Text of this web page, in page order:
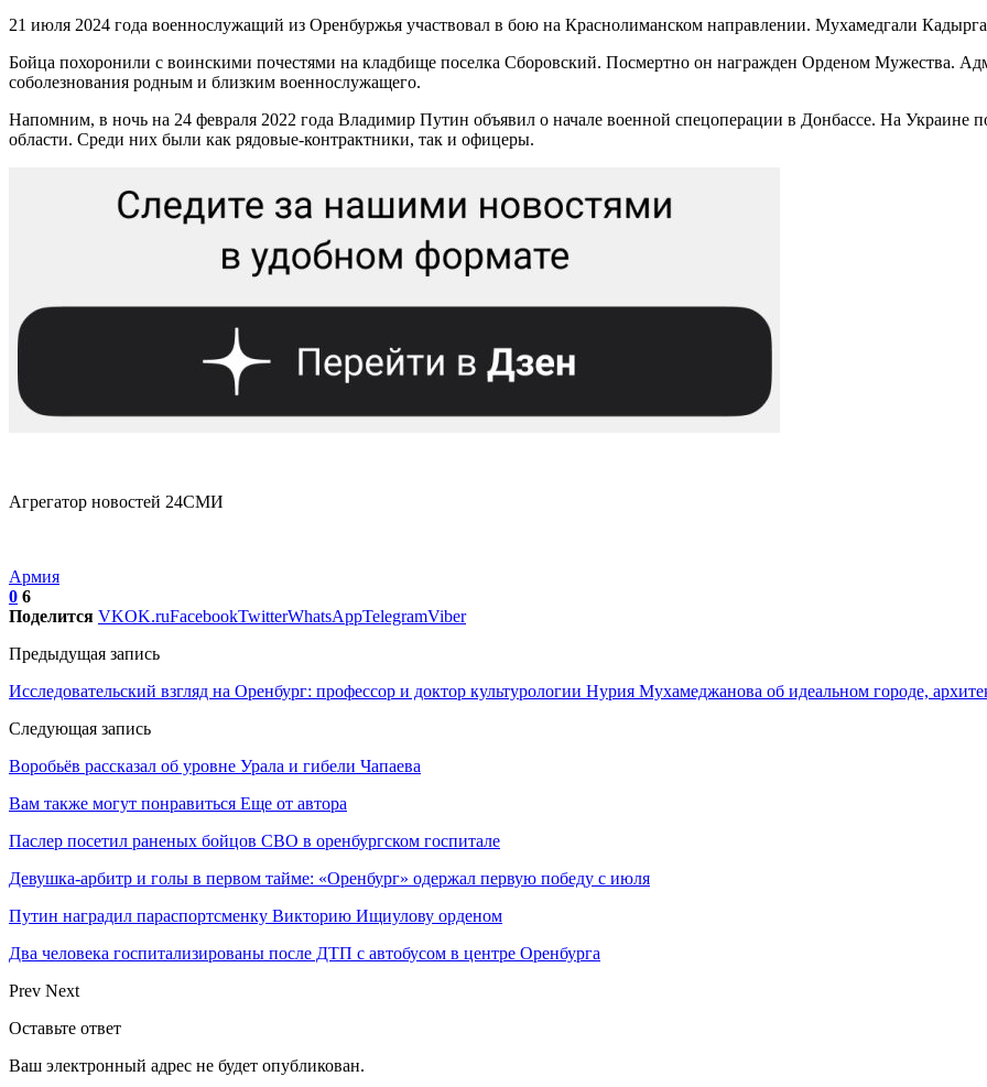
21 июля 2024 года военнослужащий из Оренбуржья участвовал в бою на Краснолиманском направлении. Мухамедгали
Бойца похоронили с воинскими почестями на кладбище поселка Сборовский. Посмертно он награжден Орденом Мужества.
соболезнования родным и близким военнослужащего.
Напомним, в ночь на 24 февраля 2022 года Владимир Путин объявил о начале военной спецоперации в Донбассе. На Украине
области. Среди них были как рядовые-контрактники, так и офицеры.
Агрегатор новостей 24СМИ
Армия
0 6
Поделится VKOK.ruFacebookTwitterWhatsAppTelegramViber
Предыдущая запись
Исследовательский взгляд на Оренбург: профессор и доктор культурологии Нурия Мухамеджанова об идеальном городе,
Следующая запись
Воробьёв рассказал об уровне Урала и гибели Чапаева
Вам также могут понравиться Еще от автора
Паслер посетил раненых бойцов СВО в оренбургском госпитале
Девушка-арбитр и голы в первом тайме: «Оренбург» одержал первую победу с июля
Путин наградил параспортсменку Викторию Ищиулову орденом
Два человека госпитализированы после ДТП с автобусом в центре Оренбурга
Prev Next
Оставьте ответ
Ваш электронный адрес не будет опубликован.